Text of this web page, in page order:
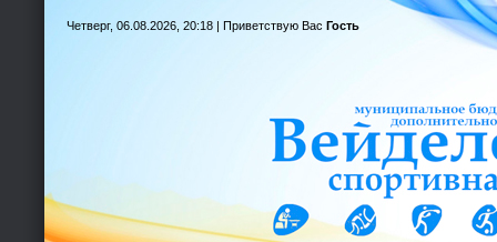
Четверг, 06.08.2026, 20:18 | Приветствую Вас Гость